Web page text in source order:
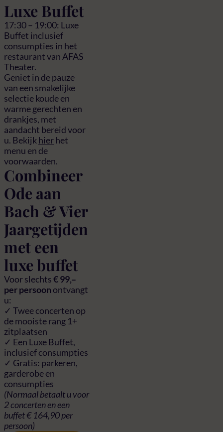
Luxe Buffet
17:30 – 19:00: Luxe
Buffet inclusief
consumpties in het
restaurant van AFAS
Theater.
Geniet in de pauze
van een smakelijke
selectie koude en
warme gerechten en
drankjes, met
aandacht bereid voor
u. Bekijkhierhet
menu en de
voorwaarden.
Combineer
Ode aan
Bach & Vier
Jaargetijden
met een
luxe buffet
Voor slechts€ 99,–
per persoon ontvangt
u:
✓ Twee concerten op
de mooiste rang 1+
zitplaatsen
✓ Een Luxe Buffet,
inclusief consumpties
✓ Gratis: parkeren,
garderobe en
consumpties
(Normaal betaalt u voor
2 concerten en een
buffet € 164,90 per
persoon)